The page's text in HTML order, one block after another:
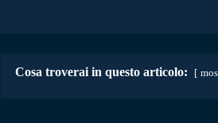
Cosa troverai in questo articolo: